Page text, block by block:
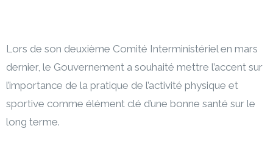
Lors de son deuxième Comité Interministériel en mars
dernier, le Gouvernement a souhaité mettre l’accent sur
l’importance de la pratique de l’activité physique et
sportive comme élément clé d’une bonne santé sur le
long terme.